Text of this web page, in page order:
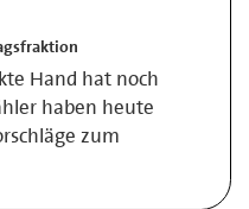
Hand hat noch
haben heute
zum